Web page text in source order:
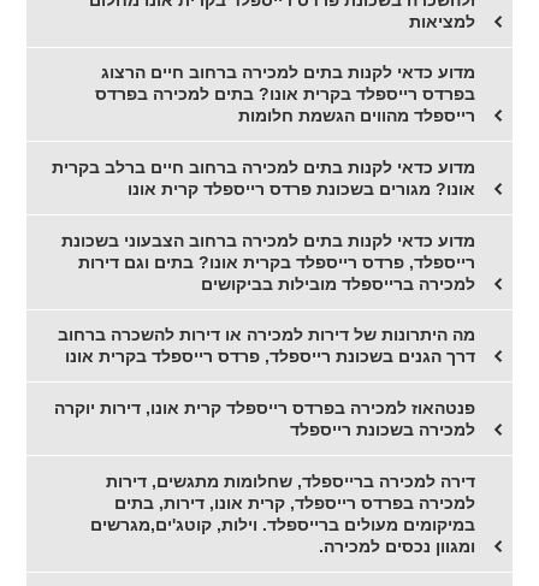
למציאות
מדוע כדאי לקנות בתים למכירה ברחוב חיים הרצוג
בפרדס רייספלד בקרית אונו? בתים למכירה בפרדס
רייספלד מהווים הגשמת חלומות
מדוע כדאי לקנות בתים למכירה ברחוב חיים ברלב בקרית
אונו? מגורים בשכונת פרדס רייספלד קרית אונו
מדוע כדאי לקנות בתים למכירה ברחוב הצבעוני בשכונת
רייספלד, פרדס רייספלד בקרית אונו? בתים וגם דירות
למכירה ברייספלד מובילות בביקושים
מה היתרונות של דירות למכירה או דירות להשכרה ברחוב
דרך הגנים בשכונת רייספלד, פרדס רייספלד בקרית אונו
פנטהאוז למכירה בפרדס רייספלד קרית אונו, דירות יוקרה
למכירה בשכונת רייספלד
דירה למכירה ברייספלד, שחלומות מתגשים, דירות
למכירה בפרדס רייספלד, קרית אונו, דירות, בתים
במיקומים מעולים ברייספלד. וילות, קוטג'ים,מגרשים
ומגוון נכסים למכירה.